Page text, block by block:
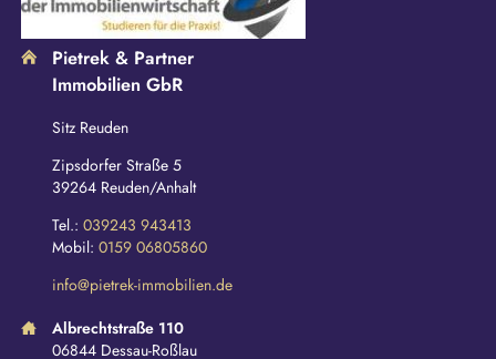
Pietrek & Partner
Immobilien GbR
Sitz Reuden
Zipsdorfer Straße 5
39264 Reuden/Anhalt
Tel.: 039243 943413
Mobil: 0159 06805860
info@pietrek-immobilien.de
Albrechtstraße 110
06844 Dessau-Roßlau